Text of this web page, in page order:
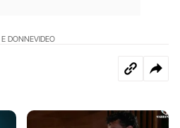
DONNEVIDEO